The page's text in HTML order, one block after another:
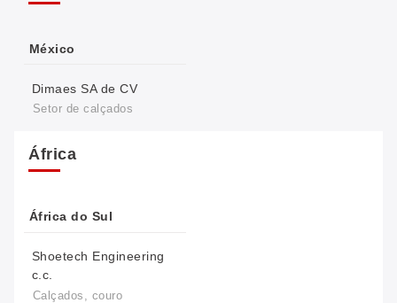
México
Dimaes SA de CV
Setor de calçados
África
África do Sul
Shoetech Engineering
c.c.
Calçados, couro